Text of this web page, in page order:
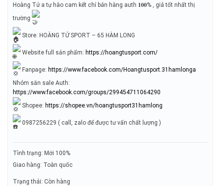
Hoàng Tử a tự hào cam kết chỉ bán hàng auth 𝟏𝟎𝟎% , giá tốt nhất thị
trường
Store: HOÀNG TỬ SPORT – 65 HÀM LONG
Website full sản phẩm: https://hoangtusport.com/
Fanpage: https://www.facebook.com/Hoangtusport.31hamlonga
Nhóm săn sale Auth:
https://www.facebook.com/groups/299454711064290
Shopee: https://shopee.vn/hoangtusport31hamlong
0987256229 ( call, zalo để được tư vấn chất lượng )
Tình trạng: Mới 100%
Giao hàng: Toàn quốc
Trạng thái: Còn hàng